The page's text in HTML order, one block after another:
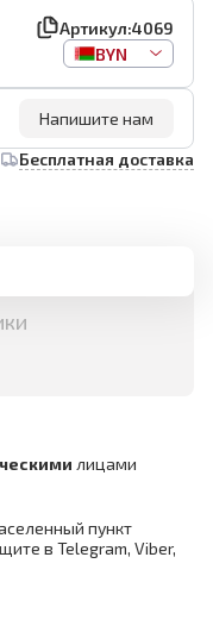
Артикул:4069
BYN
Напишите нам
Бесплатная доставка
лицами
пункт
в Telegram, Viber,